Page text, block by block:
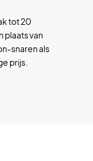
tot 20
plaats van
snaren als
prijs.